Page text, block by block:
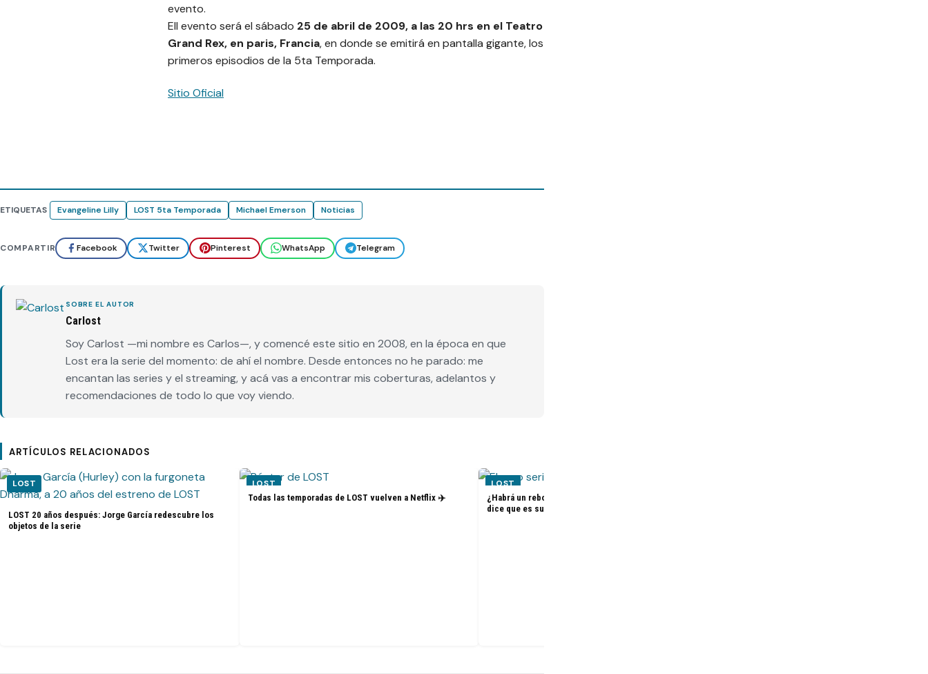
evento.
Ell evento será el sábado 25 de abril de 2009, a las 20 hrs en el Teatro
Grand Rex, en paris, Francia, en donde se emitirá en pantalla gigante, los
primeros episodios de la 5ta Temporada.
Sitio Oficial
ETIQUETAS Evangeline Lilly LOST 5ta Temporada Michael Emerson Noticias
COMPARTIR Facebook Twitter Pinterest WhatsApp Telegram
SOBRE EL AUTOR
Carlost
Soy Carlost —mi nombre es Carlos—, y comencé este sitio en 2008, en la época en que
Lost era la serie del momento: de ahí el nombre. Desde entonces no he parado: me
encantan las series y el streaming, y acá vas a encontrar mis coberturas, adelantos y
recomendaciones de todo lo que voy viendo.
ARTÍCULOS RELACIONADOS
LOST
LOST 20 años después: Jorge García redescubre los
objetos de la serie
LOST
Todas las temporadas de LOST vuelven a Netflix ✈️
LOST
¿Habrá un reboot de Lost? La nueva presidenta de ABC
dice que es su sueño